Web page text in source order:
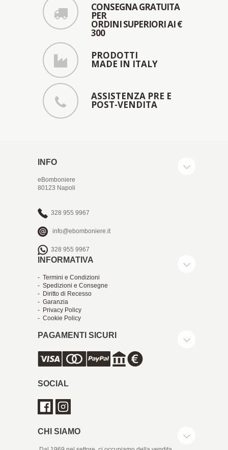
CONSEGNA GRATUITA
PER
ORDINI SUPERIORI AI €
300
PRODOTTI
MADE IN ITALY
ASSISTENZA PRE E
POST-VENDITA
INFO
eBomboniere
80123 Napoli
328 955 9967
info@ebomboniere.it
328 955 9967
INFORMATIVA
- Termini e Condizioni
- Spedizioni e Consegne
- Diritto di Recesso
- Garanzia
- Privacy Policy
- Cookie Policy
PAGAMENTI SICURI
SOCIAL
CHI SIAMO